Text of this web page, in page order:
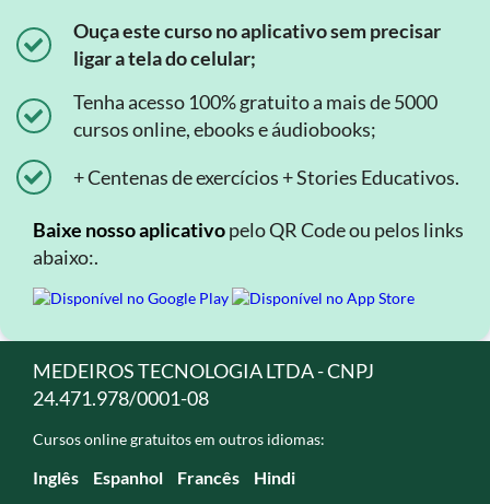
Ouça este curso no aplicativo sem precisar
ligar a tela do celular;
Tenha acesso 100% gratuito a mais de 5000
cursos online, ebooks e áudiobooks;
+ Centenas de exercícios + Stories Educativos.
Baixe nosso aplicativopelo QR Code ou pelos links
abaixo:.
MEDEIROS TECNOLOGIA LTDA - CNPJ
24.471.978/0001-08
Cursos online gratuitos em outros idiomas:
Inglês Espanhol Francês Hindi